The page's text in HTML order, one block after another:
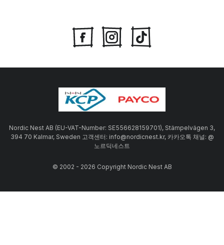
Nordic Nest AB (EU-VAT-Number: SE556628159701), Stämpelvägen 3,
394 70 Kalmar, Sweden 고객센터: info@nordicnest.kr, 카카오톡 채널: @
노르딕네스트
© 2002 - 2026 Copyright Nordic Nest AB